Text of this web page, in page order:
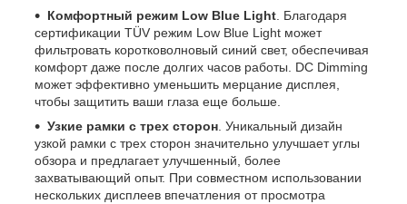
Комфортный режим Low Blue Light. Благодаря
сертификации TÜV режим Low Blue Light может
фильтровать коротковолновый синий свет, обеспечивая
комфорт даже после долгих часов работы. DC Dimming
может эффективно уменьшить мерцание дисплея,
чтобы защитить ваши глаза еще больше.
Узкие рамки с трех сторон. Уникальный дизайн
узкой рамки с трех сторон значительно улучшает углы
обзора и предлагает улучшенный, более
захватывающий опыт. При совместном использовании
нескольких дисплеев впечатления от просмотра